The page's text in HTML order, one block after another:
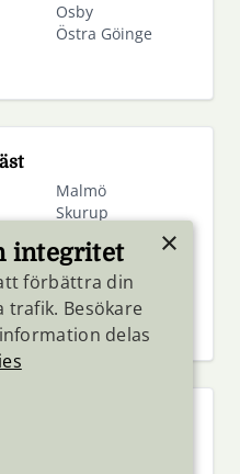
Osby
Östra Göinge
Malmö
Skurup
Svedala
Trelleborg
Vellinge
×
integritet
förbättra din
trafik. Besökare
delas